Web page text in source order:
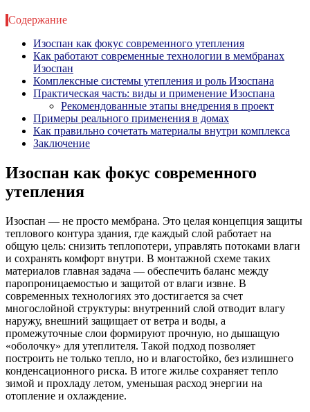
Содержание
Изоспан как фокус современного утепления
Как работают современные технологии в мембранах
Изоспан
Комплексные системы утепления и роль Изоспана
Практическая часть: виды и применение Изоспана
Рекомендованные этапы внедрения в проект
Примеры реального применения в домах
Как правильно сочетать материалы внутри комплекса
Заключение
Изоспан как фокус современного
утепления
Изоспан — не просто мембрана. Это целая концепция защиты
теплового контура здания, где каждый слой работает на
общую цель: снизить теплопотери, управлять потоками влаги
и сохранять комфорт внутри. В монтажной схеме таких
материалов главная задача — обеспечить баланс между
паропроницаемостью и защитой от влаги извне. В
современных технологиях это достигается за счет
многослойной структуры: внутренний слой отводит влагу
наружу, внешний защищает от ветра и воды, а
промежуточные слои формируют прочную, но дышащую
«оболочку» для утеплителя. Такой подход позволяет
построить не только тепло, но и влагостойко, без излишнего
конденсационного риска. В итоге жилье сохраняет тепло
зимой и прохладу летом, уменьшая расход энергии на
отопление и охлаждение.